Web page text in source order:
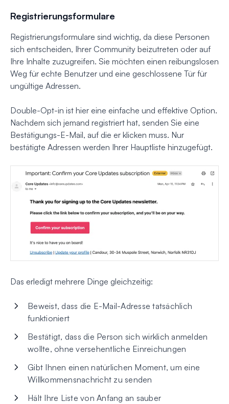
Registrierungsformulare
Registrierungsformulare sind wichtig, da diese Personen
sich entscheiden, Ihrer Community beizutreten oder auf
Ihre Inhalte zuzugreifen. Sie möchten einen reibungslosen
Weg für echte Benutzer und eine geschlossene Tür für
ungültige Adressen.
Double-Opt-in ist hier eine einfache und effektive Option.
Nachdem sich jemand registriert hat, senden Sie eine
Bestätigungs-E-Mail, auf die er klicken muss. Nur
bestätigte Adressen werden Ihrer Hauptliste hinzugefügt.
Das erledigt mehrere Dinge gleichzeitig:
Beweist, dass die E-Mail-Adresse tatsächlich
funktioniert
Bestätigt, dass die Person sich wirklich anmelden
wollte, ohne versehentliche Einreichungen
Gibt Ihnen einen natürlichen Moment, um eine
Willkommensnachricht zu senden
Hält Ihre Liste von Anfang an sauber